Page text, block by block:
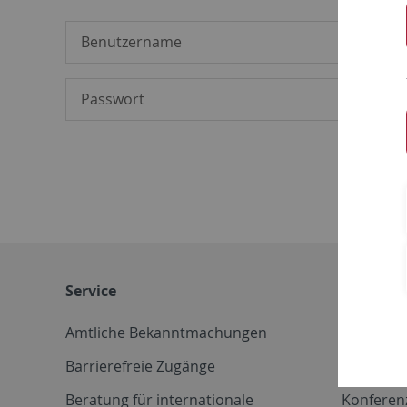
Service
Amtliche Bekanntmachungen
Barrierefreie Zugänge
Beratung für internationale